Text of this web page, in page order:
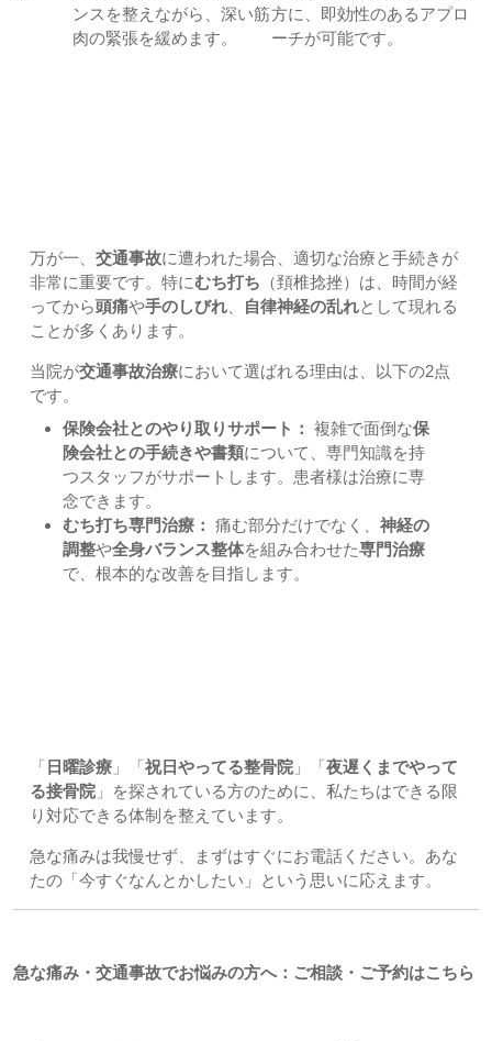
ンスを整えながら、深い筋
肉の緊張を緩めます。
方に、即効性のあるアプロ
ーチが可能です。
万が一、 交通事故に遭われた場合、適切な治療と手続きが
非常に重要です。特にむち打ち （頚椎捻挫）は、時間が経
ってから頭痛や手のしびれ 自律神経の乱れとして現れる
ことが多くあります。
当院が交通事故治療において選ばれる理由は、以下の2点
です。
保険会社とのやり取りサポート： 複雑で面倒な保
険会社との手続きや書類について、専門知識を持
つスタッフがサポートします。患者様は治療に専
念できます。
むち打ち専門治療： 痛む部分だけでなく、 神経の
調整や全身バランス整体を組み合わせた専門治療
で、根本的な改善を目指します。
「 日曜診療 」「祝日やってる整骨院 」「夜遅くまでやって
る接骨院 」を探されている方のために、私たちはできる限
り対応できる体制を整えています。
急な痛みは我慢せず、まずはすぐにお電話ください。あな
たの「今すぐなんとかしたい」という思いに応えます。
急な痛み・交通事故でお悩みの方へ：ご相談・ご予約はこちら